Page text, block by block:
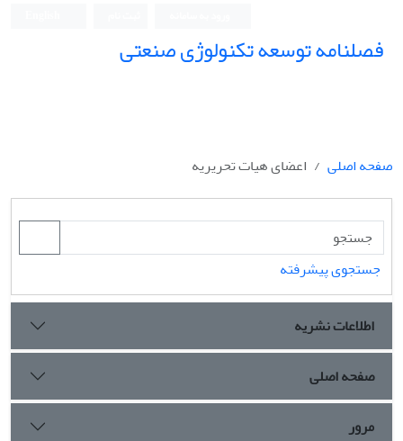
فصلنامه توسعه تکنولوژی صنعتی
صفحه اصلی اعضای هیات تحریریه
جستجوی پیشرفته
اطلاعات نشریه
صفحه اصلی
مرور